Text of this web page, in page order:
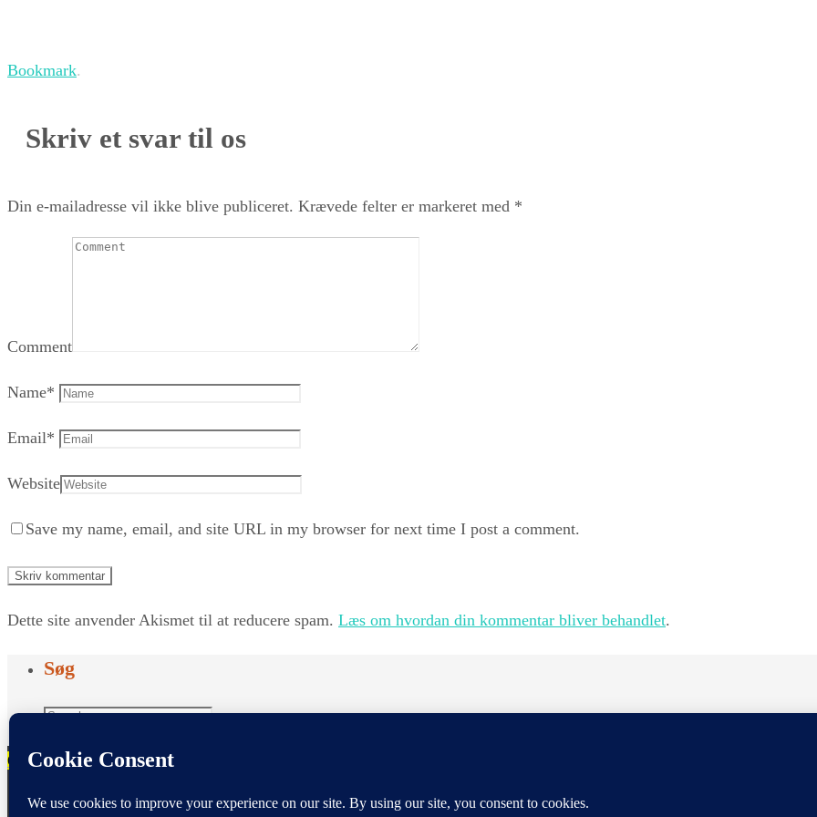
Bookmark.
Skriv et svar til os
Din e-mailadresse vil ikke blive publiceret. Krævede felter er markeret med *
Comment
Name*
Email*
Website
Save my name, email, and site URL in my browser for next time I post a comment.
Dette site anvender Akismet til at reducere spam. Læs om hvordan din kommentar bliver behandlet.
Søg
Search
OBS ! DISCLAIMER: Det understreges, at siden ikke er officielt tilknyttet Lama Gangchen Rinpoches Ngalso-system,